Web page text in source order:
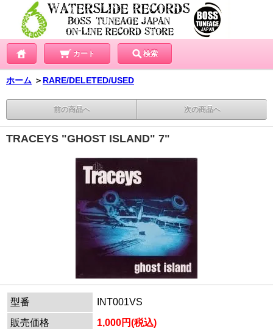
カート 検索
ホーム ＞ RARE/DELETED/USED
前の商品へ 次の商品へ
TRACEYS "GHOST ISLAND" 7"
型番
INT001VS
販売価格
1,000円(税込)